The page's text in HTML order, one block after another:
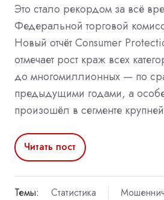
Это стало рекордом за всё
Федеральной торговой
Новый отчёт Consumer
отмечает рост краж всех
до многомиллионных — по
предыдущими годами, а
произошёл в сегменте
Читать пост
Темы: Статистика